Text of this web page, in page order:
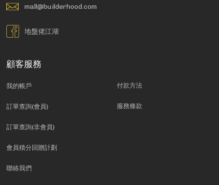
mall@builderhood.com
地盤佬江湖
顧客服務
我的帳戶
訂單查詢(會員)
訂單查詢(非會員)
會員積分回贈計劃
聯絡我們
付款方法
服務條款